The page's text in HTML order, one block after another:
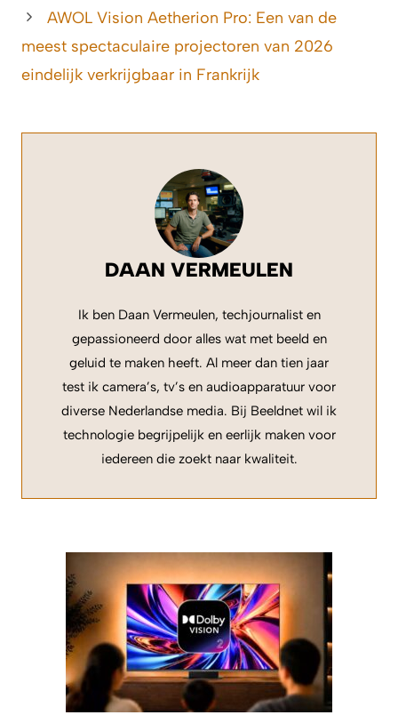
AWOL Vision Aetherion Pro: Een van de
meest spectaculaire projectoren van 2026
eindelijk verkrijgbaar in Frankrijk
DAAN VERMEULEN
Ik ben Daan Vermeulen, techjournalist en
gepassioneerd door alles wat met beeld en
geluid te maken heeft. Al meer dan tien jaar
test ik camera’s, tv’s en audioapparatuur voor
diverse Nederlandse media. Bij Beeldnet wil ik
technologie begrijpelijk en eerlijk maken voor
iedereen die zoekt naar kwaliteit.